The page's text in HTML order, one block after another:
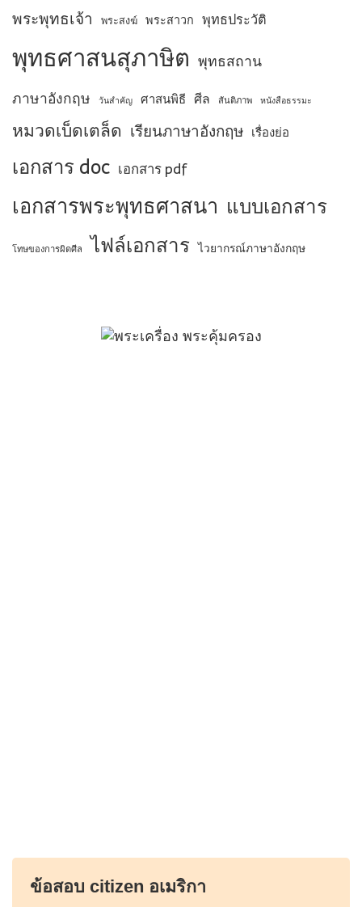
พระพุทธเจ้า พระสงฆ์ พระสาวก พุทธประวัติ
พุทธศาสนสุภาษิต พุทธสถาน
ภาษาอังกฤษ วันสำคัญ ศาสนพิธี ศีล สันติภาพ หนังสือธรรมะ
หมวดเบ็ดเตล็ด เรียนภาษาอังกฤษ เรื่องย่อ
เอกสาร doc เอกสาร pdf
เอกสารพระพุทธศาสนา แบบเอกสาร
โทษของการผิดศีล ไฟล์เอกสาร ไวยากรณ์ภาษาอังกฤษ
ข้อสอบ citizen อเมริกา